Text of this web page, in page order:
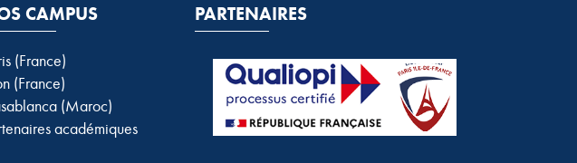
CAMPUS
(France)
(France)
(Maroc)
académiques
PARTENAIRES